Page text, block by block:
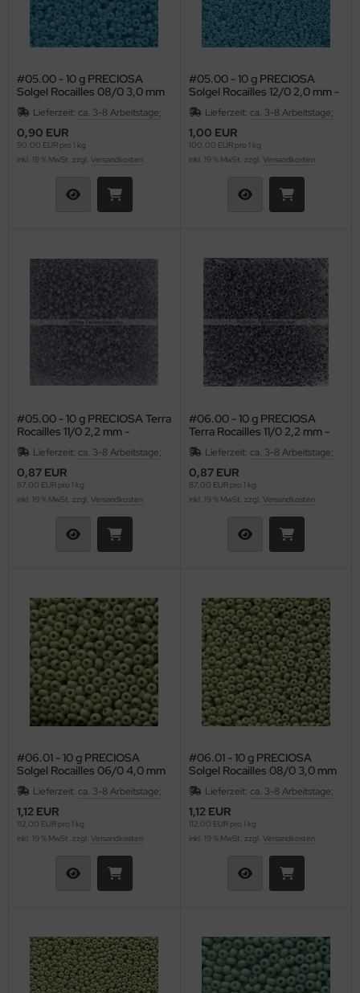
#05.00 - 10 g PRECIOSA
Solgel Rocailles 08/0 3,0 mm
- Opal African
Lieferzeit: ca. 3-8 Arbeitstage;
0,90 EUR
90,00 EUR pro 1 kg
inkl. 19 % MwSt. zzgl. Versandkosten
#05.00 - 10 g PRECIOSA
Solgel Rocailles 12/0 2,0 mm -
Opal African
Lieferzeit: ca. 3-8 Arbeitstage;
1,00 EUR
100,00 EUR pro 1 kg
inkl. 19 % MwSt. zzgl. Versandkosten
#05.00 - 10 g PRECIOSA Terra
Rocailles 11/0 2,2 mm -
Crystal/Black Diamond-Lined
Lieferzeit: ca. 3-8 Arbeitstage;
0,87 EUR
87,00 EUR pro 1 kg
inkl. 19 % MwSt. zzgl. Versandkosten
#06.00 - 10 g PRECIOSA
Terra Rocailles 11/0 2,2 mm -
Crystal/Jet-Lined
Lieferzeit: ca. 3-8 Arbeitstage;
0,87 EUR
87,00 EUR pro 1 kg
inkl. 19 % MwSt. zzgl. Versandkosten
#06.01 - 10 g PRECIOSA
Solgel Rocailles 06/0 4,0 mm
- Opaque Celadon
Lieferzeit: ca. 3-8 Arbeitstage;
1,12 EUR
112,00 EUR pro 1 kg
inkl. 19 % MwSt. zzgl. Versandkosten
#06.01 - 10 g PRECIOSA
Solgel Rocailles 08/0 3,0 mm
- Opaque Celadon
Lieferzeit: ca. 3-8 Arbeitstage;
1,12 EUR
112,00 EUR pro 1 kg
inkl. 19 % MwSt. zzgl. Versandkosten